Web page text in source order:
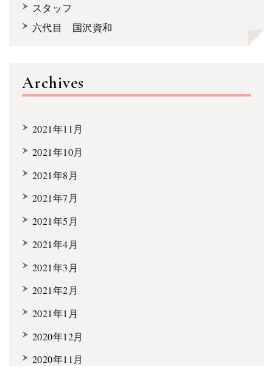
スタッフ
六代目 国沢資和
Archives
2021年11月
2021年10月
2021年8月
2021年7月
2021年5月
2021年4月
2021年3月
2021年2月
2021年1月
2020年12月
2020年11月